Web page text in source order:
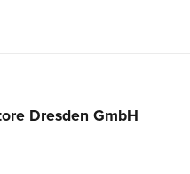
Dresden GmbH